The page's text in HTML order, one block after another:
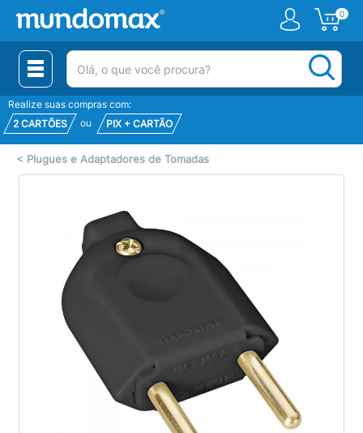
0
(pesquisar)
Realize suas compras com:
2 CARTÕES
ou PIX + CARTÃO
< Plugues e Adaptadores de Tomadas